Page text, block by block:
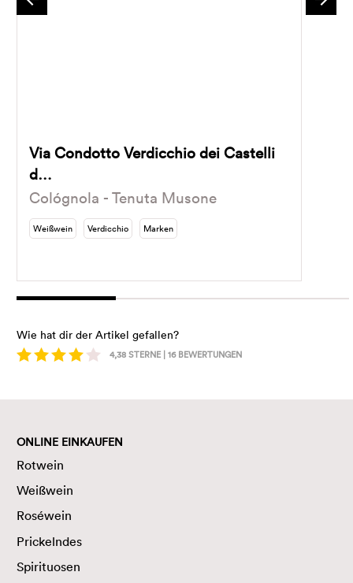
Via Condotto Verdicchio dei Castelli
d…
Cológnola - Tenuta Musone
Weißwein Verdicchio Marken
Wie hat dir der Artikel gefallen?
4,38STERNE | 16BEWERTUNGEN
ONLINE EINKAUFEN
Rotwein
Weißwein
Roséwein
Prickelndes
Spirituosen